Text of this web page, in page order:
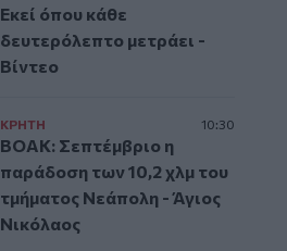
Εκεί όπου κάθε
δευτερόλεπτο μετράει -
Βίντεο
ΚΡΗΤΗ 10:30
ΒΟΑΚ: Σεπτέμβριο η
παράδοση των 10,2 χλμ του
τμήματος Νεάπολη - Άγιος
Νικόλαος